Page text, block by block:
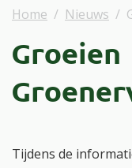
Home Nieuws
Tijdens de